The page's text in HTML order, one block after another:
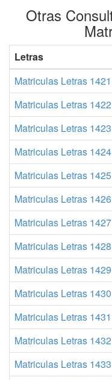
Otras
Letras
Matriculas Letras
Matriculas Letras
Matriculas Letras
Matriculas Letras
Matriculas Letras
Matriculas Letras
Matriculas Letras
Matriculas Letras
Matriculas Letras
Matriculas Letras
Matriculas Letras
Matriculas Letras
Matriculas Letras